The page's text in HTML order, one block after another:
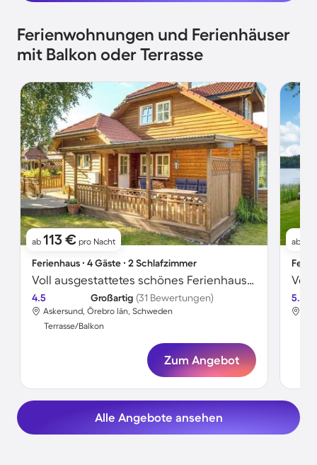
Ferienwohnungen und Ferienhäuser
mit Balkon oder Terrasse
ab 113 € pro Nacht
Ferienhaus ∙ 4 Gäste ∙ 2 Schlafzimmer
Voll ausgestattetes schönes Ferienhaus mit Garten und Grill | Haustiere sind willkommen
4.5 Großartig (31 Bewertungen)
Askersund, Örebro län, Schweden
Terrasse/Balkon
Zum Angebot
ab
5.0
Alle Angebote ansehen